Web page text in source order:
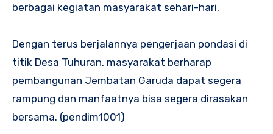
berbagai kegiatan masyarakat sehari-hari.
Dengan terus berjalannya pengerjaan pondasi di
titik Desa Tuhuran, masyarakat berharap
pembangunan Jembatan Garuda dapat segera
rampung dan manfaatnya bisa segera dirasakan
bersama. (pendim1001)